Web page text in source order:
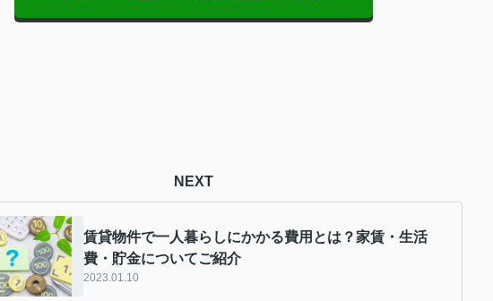
NEXT
賃貸物件で一人暮らしにかかる費用とは？家賃・生活
費・貯金についてご紹介
2023.01.10